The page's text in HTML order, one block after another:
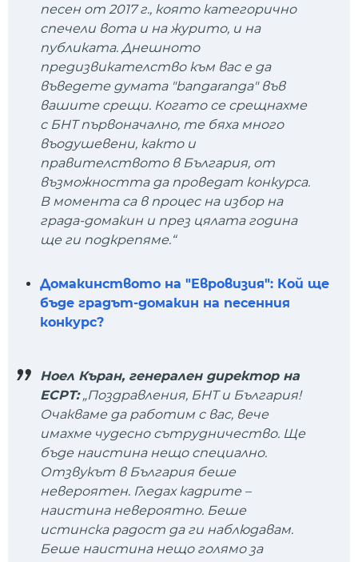
песен от 2017 г., която категорично
спечели вота и на журито, и на
публиката. Днешното
предизвикателство към вас е да
въведете думата "bangaranga" във
вашите срещи. Когато се срещнахме
с БНТ първоначално, те бяха много
въодушевени, както и
правителството в България, от
възможността да проведат конкурса.
В момента са в процес на избор на
града-домакин и през цялата година
ще ги подкрепяме.“
Домакинството на "Евровизия": Кой ще
бъде градът-домакин на песенния
конкурс?
Ноел Къран, генерален директор на
ЕСРТ:„Поздравления, БНТ и България!
Очакваме да работим с вас, вече
имахме чудесно сътрудничество. Ще
бъде наистина нещо специално.
Отзвукът в България беше
невероятен. Гледах кадрите –
наистина невероятно. Беше
истинска радост да ги наблюдавам.
Беше наистина нещо голямо за